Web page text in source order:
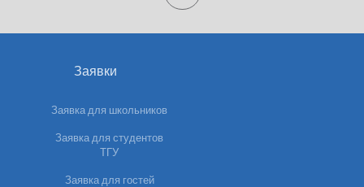
Заявки
Заявка для школьников
Заявка для студентов
ТГУ
Заявка для гостей